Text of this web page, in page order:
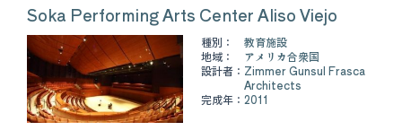
Soka Performing Arts Center Aliso Viejo
種別：
教育施設
地域：
アメリカ合衆国
設計者： Zimmer Gunsul Frasca
Architects
完成年： 2011